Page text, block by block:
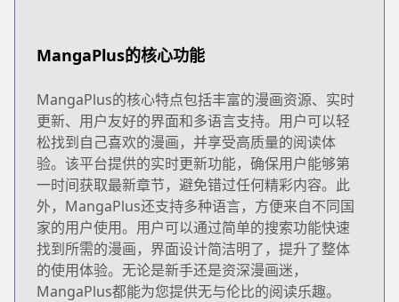
MangaPlus的核心功能
MangaPlus的核心特点包括丰富的漫画资源、实时
更新、用户友好的界面和多语言支持。用户可以轻
松找到自己喜欢的漫画，并享受高质量的阅读体
验。该平台提供的实时更新功能，确保用户能够第
一时间获取最新章节，避免错过任何精彩内容。此
外，MangaPlus还支持多种语言，方便来自不同国
家的用户使用。用户可以通过简单的搜索功能快速
找到所需的漫画，界面设计简洁明了，提升了整体
的使用体验。无论是新手还是资深漫画迷，
MangaPlus都能为您提供无与伦比的阅读乐趣。